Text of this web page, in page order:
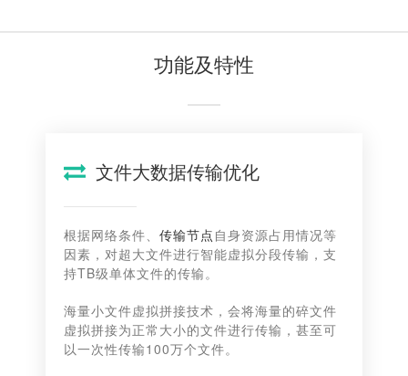
功能及特性
文件大数据传输优化
根据网络条件、 传输节点 自身资源占用情况等
因素，对超大文件进行智能虚拟分段传输，支
持TB级单体文件的传输。
海量小文件虚拟拼接技术，会将海量的碎文件
虚拟拼接为正常大小的文件进行传输，甚至可
以一次性传输100万个文件。